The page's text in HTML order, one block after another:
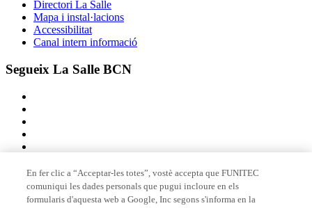
Directori La Salle
Mapa i instal·lacions
Accessibilitat
Canal intern informació
Segueix La Salle BCN
Membre de
En fer clic a “Acceptar-les totes”, vostè accepta que FUNITEC
comuniqui les dades personals que pugui incloure en els
formularis d'aquesta web a Google, Inc segons s'informa en la